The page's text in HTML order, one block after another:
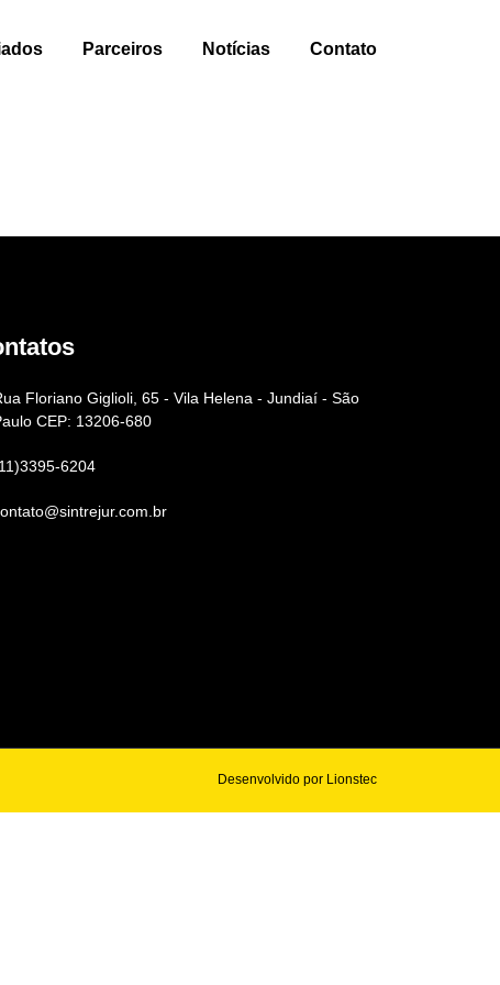
Parceiros Notícias Contato
Floriano Giglioli, 65 - Vila Helena - Jundiaí - São
CEP: 13206-680
6204
Desenvolvido por Lionstec